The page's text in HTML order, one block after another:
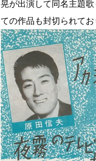
晃が出演して同名主題
ての作品も封切られて